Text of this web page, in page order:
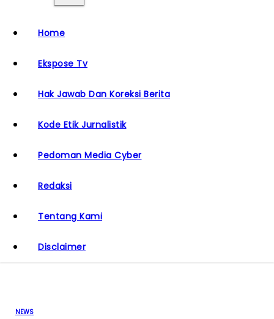
Home
Ekspose Tv
Hak Jawab Dan Koreksi Berita
Kode Etik Jurnalistik
Pedoman Media Cyber
Redaksi
Tentang Kami
Disclaimer
NEWS